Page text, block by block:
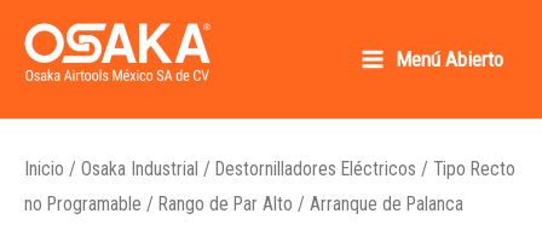
Menú Abierto
Inicio / Osaka Industrial / Destornilladores Eléctricos / Tipo Recto
no Programable / Rango de Par Alto / Arranque de Palanca